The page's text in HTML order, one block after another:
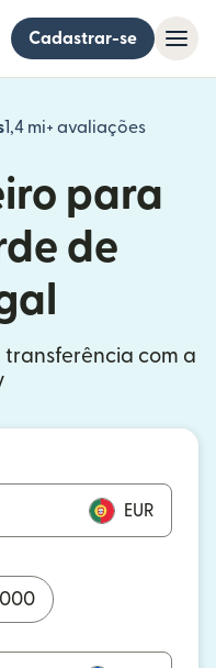
Cadastrar-se
1,4 mi+ avaliações
(abre
para
de
transferência com a
EUR